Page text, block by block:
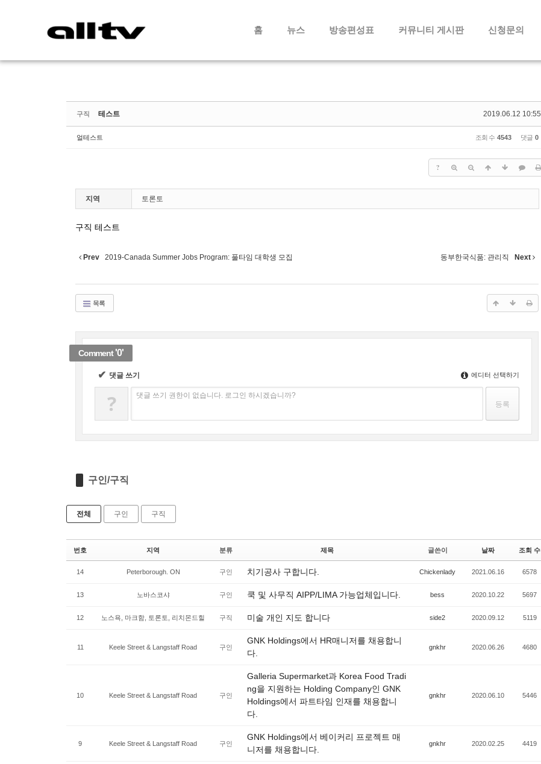
홈 뉴스 방송편성표 커뮤니티 게시판 신청문의
구직 2019.06.12 10:55
테스트
얼테스트 조회 수 4543 댓글 0
?
지역 토론토
구직 테스트
Prev 2019-Canada Summer Jobs Program: 풀타임 대학생 모집 동부한국식품: 관리직 Next
목록
✔ 댓글 쓰기 에디터 선택하기
? 댓글 쓰기 권한이 없습니다. 로그인 하시겠습니까?
Comment'0'
구인/구직
전체 구인 구직
번호 지역 분류 제목 글쓴이 날짜 조회 수
14 Peterborough. ON 구인 치기공사 구합니다. Chickenlady 2021.06.16 6578
13 노바스코샤 구인 쿡 및 사무직 AIPP/LIMA 가능업체입니다. bess 2020.10.22 5697
12 노스욕, 마크함, 토론토, 리치몬드힐 구직 미술 개인 지도 합니다 side2 2020.09.12 5119
11 Keele Street & Langstaff Road 구인
GNK Holdings에서 HR매니저를 채용합니
다.
gnkhr 2020.06.26 4680
10 Keele Street & Langstaff Road 구인
Galleria Supermarket과 Korea Food Tradi
ng을 지원하는 Holding Company인 GNK
Holdings에서 파트타임 인재를 채용합니
다.
gnkhr 2020.06.10 5446
9 Keele Street & Langstaff Road 구인
GNK Holdings에서 베이커리 프로젝트 매
니저를 채용합니다.
gnkhr 2020.02.25 4419